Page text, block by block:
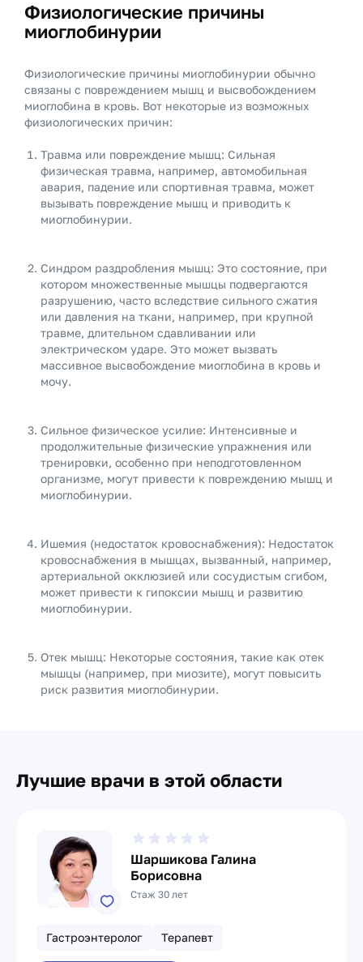
Физиологические причины
миоглобинурии
Физиологические причины миоглобинурии обычно
связаны с повреждением мышц и высвобождением
миоглобина в кровь. Вот некоторые из возможных
физиологических причин:
Травма или повреждение мышц: Сильная
физическая травма, например, автомобильная
авария, падение или спортивная травма, может
вызывать повреждение мышц и приводить к
миоглобинурии.
Синдром раздробления мышц: Это состояние, при
котором множественные мышцы подвергаются
разрушению, часто вследствие сильного сжатия
или давления на ткани, например, при крупной
травме, длительном сдавливании или
электрическом ударе. Это может вызвать
массивное высвобождение миоглобина в кровь и
мочу.
Сильное физическое усилие: Интенсивные и
продолжительные физические упражнения или
тренировки, особенно при неподготовленном
организме, могут привести к повреждению мышц и
миоглобинурии.
Ишемия (недостаток кровоснабжения): Недостаток
кровоснабжения в мышцах, вызванный, например,
артериальной окклюзией или сосудистым сгибом,
может привести к гипоксии мышц и развитию
миоглобинурии.
Отек мышц: Некоторые состояния, такие как отек
мышцы (например, при миозите), могут повысить
риск развития миоглобинурии.
Лучшие врачи в этой области
Шаршикова Галина
Борисовна
Стаж 30 лет
Гастроэнтеролог Терапевт